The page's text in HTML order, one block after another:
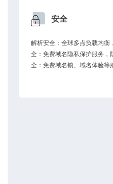
安全
解析安全：全球多点负载均
全：免费域名隐私保护服务，
全：免费域名锁、域名体验等